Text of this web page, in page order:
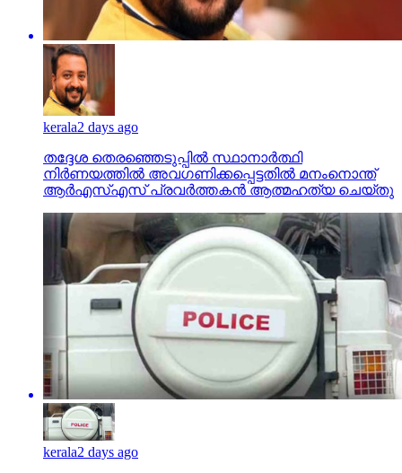
kerala2 days ago
തദ്ദേശ തെരഞ്ഞെടുപ്പില്‍ സ്ഥാനാര്‍ത്ഥി
നിര്‍ണയത്തില്‍ അവഗണിക്കപ്പെട്ടതില്‍ മനംനൊന്ത്
ആര്‍എസ്എസ് പ്രവര്‍ത്തകന്‍ ആത്മഹത്യ ചെയ്തു
kerala2 days ago